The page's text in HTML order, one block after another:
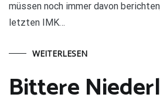
müssen noch immer davon
letzten IMK…
WEITERLESEN
Bittere